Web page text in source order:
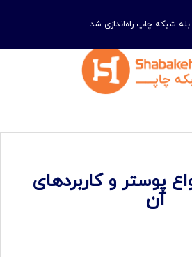
پوستر و کاربردهای
آن